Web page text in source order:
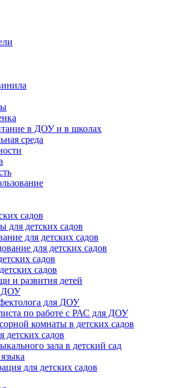
в ДОУ и в школах
среда
садов
для детских садов
для детских садов
для детских садов
садов
садов
и развития детей
ДОУ
для ДОУ
по работе с РАС для ДОУ
комнаты в детских садов
детских садов
зала в детский сад
для детских садов